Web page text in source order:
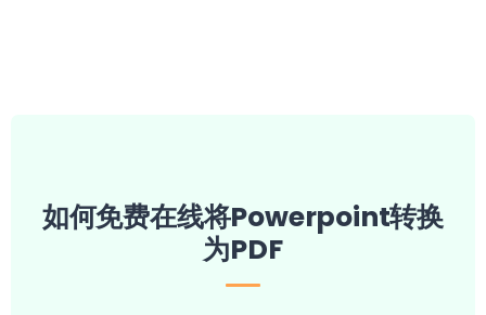
如何免费在线将Powerpoint转换
为PDF